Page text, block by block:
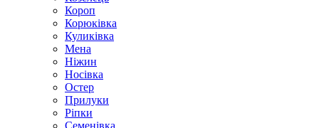
Короп
Корюківка
Куликівка
Мена
Ніжин
Носівка
Остер
Прилуки
Ріпки
Семенівка